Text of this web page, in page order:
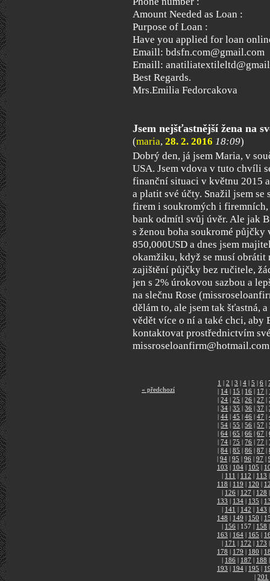
Amount Needed as Loan :
Purpose of Loan :
Have you applied for loan
Emaill: bdsfn.com@gmail.com
Emaill:
Best Regards.
Mrs.Emilia Fedorcakova
Jsem nejšťastnější žena na
(maria, 28. 2. 2016 18:09)
Dobrý den, já jsem Maria, v
USA. Jsem vdova v tuto chvíli
finanční situaci v květnu 2015
a platit své účty. Snažil jsem
firem i soukromých i firemních,
bank odmítl svůj úvěr. Ale jak
s ženou boha soukromé
850,000USD a dnes jsem
okamžiku, když se musí
zajištění půjčky bez ručitele,
jen s 2% úrokovou sazbou a
na slečnu Rose
dělám to, ale jsem tak šťastná,
vědět více o ní a také chci,
kontaktovat prostřednictvím
missroseloanfirm@hotmail.com
« předchozí
1 | 2 | 3 | 4 | 5 | 6 |
| 14 | 15 | 16 | 17 |
| 24 | 25 | 26 | 27 |
| 34 | 35 | 36 | 37 |
| 44 | 45 | 46 | 47 |
| 54 | 55 | 56 | 57 |
| 64 | 65 | 66 | 67 |
| 74 | 75 | 76 | 77 |
| 84 | 85 | 86 | 87 |
| 94 | 95 | 96 | 97 |
103 | 104 | 105 |
| 111 | 112 | 113 |
118 | 119 | 120 |
| 126 | 127 | 128 |
133 | 134 | 135 |
| 141 | 142 | 143 |
148 | 149 | 150 |
| 156 | 157 | 158 |
163 | 164 | 165 |
| 171 | 172 | 173 |
178 | 179 | 180 |
| 186 | 187 | 188 |
193 | 194 | 195 |
| 201